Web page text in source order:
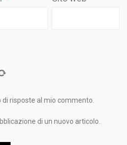
risposte al mio commento.
di un nuovo articolo.